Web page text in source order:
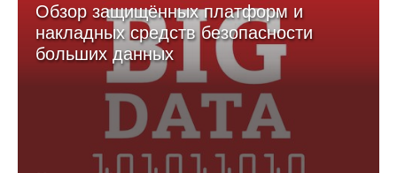
Обзор защищённых платформ и
накладных средств безопасности
больших данных